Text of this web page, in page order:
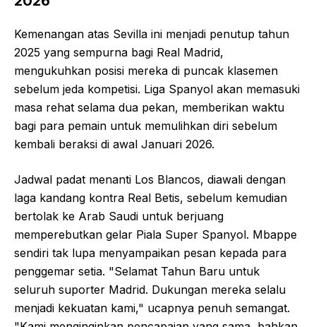
Kemenangan atas Sevilla ini menjadi penutup tahun
2025 yang sempurna bagi Real Madrid,
mengukuhkan posisi mereka di puncak klasemen
sebelum jeda kompetisi. Liga Spanyol akan memasuki
masa rehat selama dua pekan, memberikan waktu
bagi para pemain untuk memulihkan diri sebelum
kembali beraksi di awal Januari 2026.
Jadwal padat menanti Los Blancos, diawali dengan
laga kandang kontra Real Betis, sebelum kemudian
bertolak ke Arab Saudi untuk berjuang
memperebutkan gelar Piala Super Spanyol. Mbappe
sendiri tak lupa menyampaikan pesan kepada para
penggemar setia. "Selamat Tahun Baru untuk
seluruh suporter Madrid. Dukungan mereka selalu
menjadi kekuatan kami," ucapnya penuh semangat.